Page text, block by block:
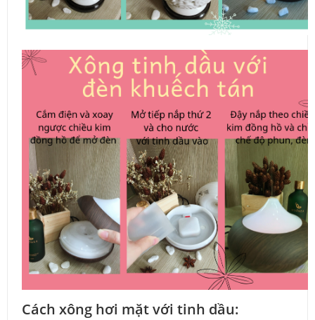
Cách xông hơi mặt với tinh dầu: